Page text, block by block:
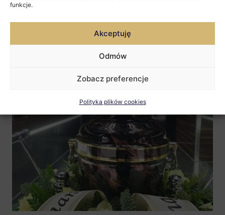
funkcje.
Akceptuję
Odmów
Zobacz preferencje
Polityka plików cookies